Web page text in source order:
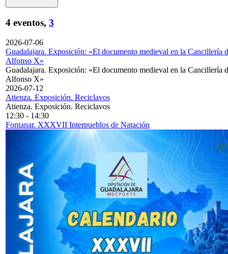
4 eventos, 3
2026-07-06
Guadalajara. Exposición: «El documento medieval en la Cancillería
Alfonso X»
Guadalajara. Exposición: «El documento medieval en la Cancillería
Alfonso X»
2026-07-12
Atienza. Exposición. Reciclavos
Atienza. Exposición. Reciclavos
12:30 - 14:30
Fontanar. XXXVII Interpueblos de Natación